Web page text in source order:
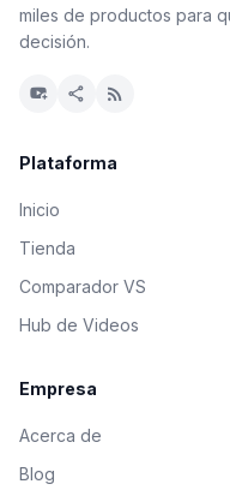
miles de productos para
decisión.
youtube_activity share rss_feed
Plataforma
Inicio
Tienda
Comparador VS
Hub de Videos
Empresa
Acerca de
Blog